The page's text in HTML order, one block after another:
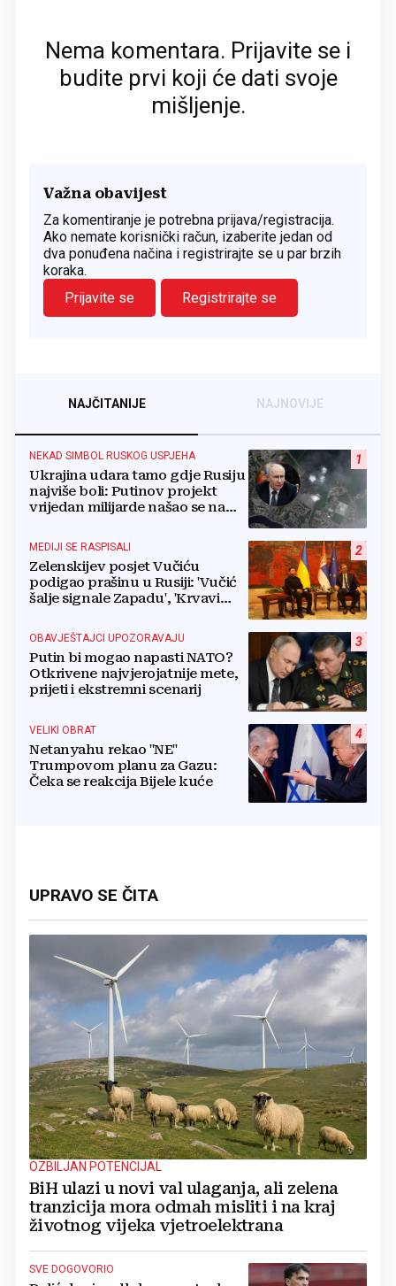
Nema komentara. Prijavite se i
budite prvi koji će dati svoje
mišljenje.
Važna obavijest
Za komentiranje je potrebna prijava/registracija.
Ako nemate korisnički račun, izaberite jedan od
dva ponuđena načina i registrirajte se u par brzih
koraka.
Prijavite se
Registrirajte se
NAJČITANIJE NAJNOVIJE
1
NEKAD SIMBOL RUSKOG USPJEHA
Ukrajina udara tamo gdje Rusiju
najviše boli: Putinov projekt
vrijedan milijarde našao se na
2
MEDIJI SE RASPISALI
Zelenskijev posjet Vučiću
podigao prašinu u Rusiji: 'Vučić
šalje signale Zapadu', 'Krvavi
3
OBAVJEŠTAJCI UPOZORAVAJU
Putin bi mogao napasti NATO?
Otkrivene najvjerojatnije mete,
prijeti i ekstremni scenarij
4
VELIKI OBRAT
Netanyahu rekao "NE"
Trumpovom planu za Gazu:
Čeka se reakcija Bijele kuće
UPRAVO SE ČITA
OZBILJAN POTENCIJAL
BiH ulazi u novi val ulaganja, ali zelena
tranzicija mora odmah misliti i na kraj
životnog vijeka vjetroelektrana
SVE DOGOVORIO